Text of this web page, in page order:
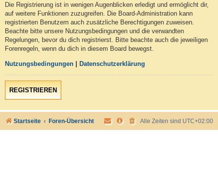
Die Registrierung ist in wenigen Augenblicken erledigt und ermöglicht dir,
auf weitere Funktionen zuzugreifen. Die Board-Administration kann
registrierten Benutzern auch zusätzliche Berechtigungen zuweisen.
Beachte bitte unsere Nutzungsbedingungen und die verwandten
Regelungen, bevor du dich registrierst. Bitte beachte auch die jeweiligen
Forenregeln, wenn du dich in diesem Board bewegst.
Nutzungsbedingungen Datenschutzerklärung
REGISTRIEREN
Startseite Foren-Übersicht Alle Zeiten sind UTC+02:00